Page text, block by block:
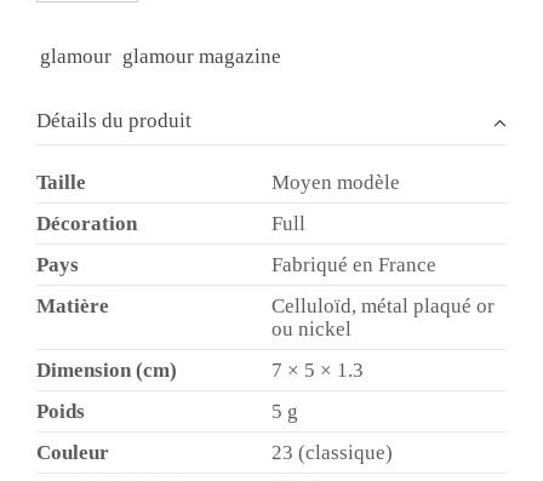
glamour glamour magazine
Détails du produit
Taille
Moyen modèle
Décoration
Full
Pays
Fabriqué en France
Matière
Celluloïd, métal plaqué or
ou nickel
Dimension (cm)
7 × 5 × 1.3
Poids
5 g
Couleur
23 (classique)